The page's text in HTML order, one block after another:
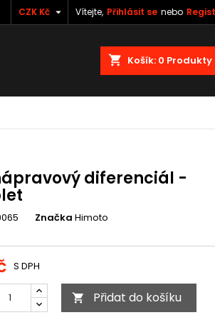
Vítejte, Přihlásit se nebo
CZK Kč 
shopping_cart Košík: 0 Produkty
diferenciál -
Značka Himoto
S DPH
 Přidat do košíku